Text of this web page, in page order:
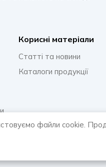
Корисні матеріали
Статті та новини
Каталоги продукції
файли cookie.